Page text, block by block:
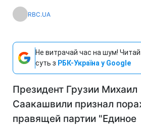
RBC.UA
Не витрачай час на шум! Читай
суть з РБК-Україна у Google
Президент Грузии Михаил
Саакашвили признал
правящей партии "Единое